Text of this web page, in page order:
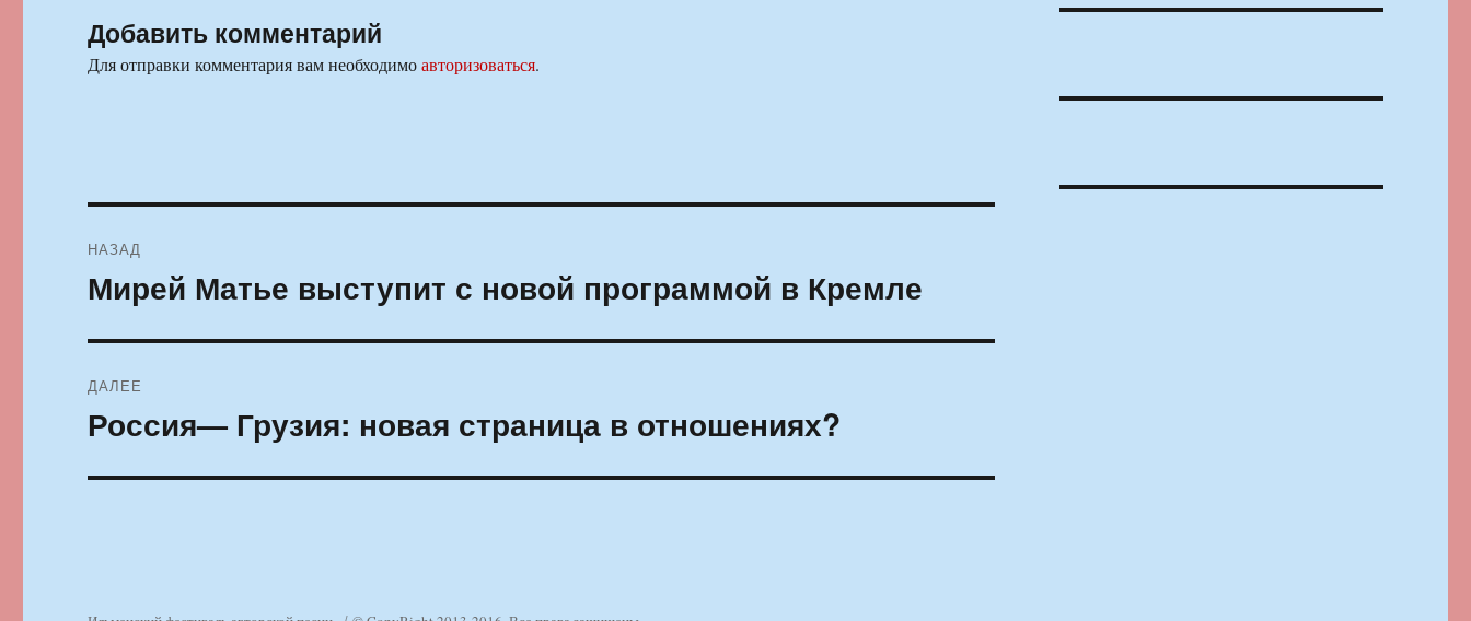
Добавить комментарий
Для отправки комментария вам необходимоавторизоваться.
по
НАЗАД
Предыдущая
запись:
Мирей Матье выступит с новой программой в Кремле
ДАЛЕЕ
Следующая
Россия— Грузия: новая страница в отношениях?